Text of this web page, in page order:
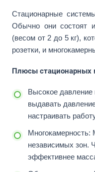
Стационарные
Обычно они состоят
(весом от 2 до 5 кг),
розетки, и
Плюсы стационарных
Высокое давление
выдавать
настраивать
независимых зон.
эффективнее